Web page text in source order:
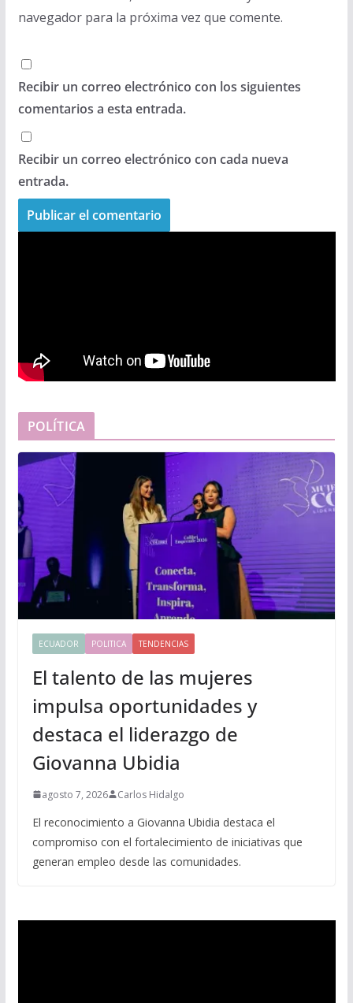
navegador para la próxima vez que comente.
Recibir un correo electrónico con los siguientes
comentarios a esta entrada.
Recibir un correo electrónico con cada nueva
entrada.
POLÍTICA
ECUADOR POLITICA TENDENCIAS
El talento de las mujeres
impulsa oportunidades y
destaca el liderazgo de
Giovanna Ubidia
agosto 7, 2026 Carlos Hidalgo
El reconocimiento a Giovanna Ubidia destaca el
compromiso con el fortalecimiento de iniciativas que
generan empleo desde las comunidades.